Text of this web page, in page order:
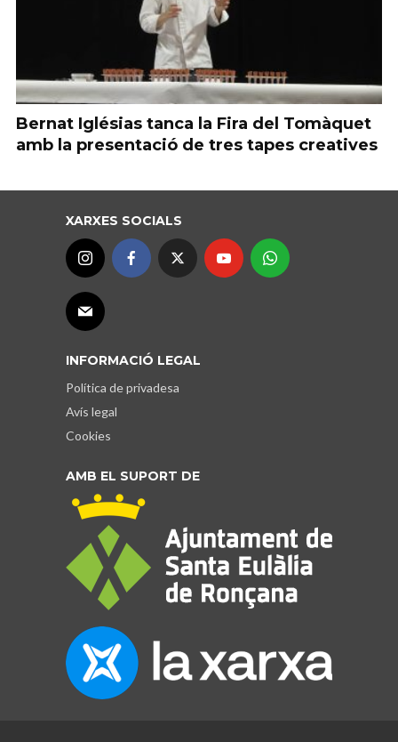
Bernat Iglésias tanca la Fira del Tomàquet
amb la presentació de tres tapes creatives
XARXES SOCIALS
INFORMACIÓ LEGAL
Política de privadesa
Avís legal
Cookies
AMB EL SUPORT DE